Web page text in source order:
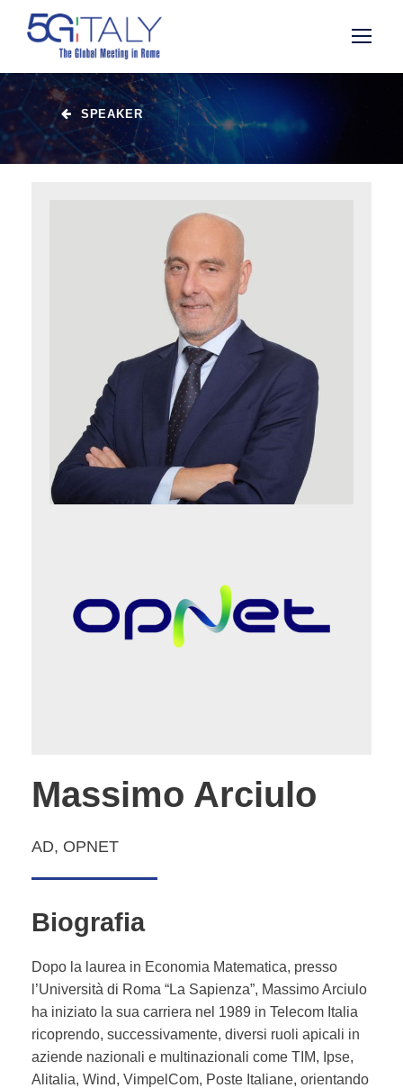
SPEAKER
Massimo Arciulo
AD, OPNET
Biografia
Dopo la laurea in Economia Matematica, presso
l’Università di Roma “La Sapienza”, Massimo Arciulo
ha iniziato la sua carriera nel 1989 in Telecom Italia
ricoprendo, successivamente, diversi ruoli apicali in
aziende nazionali e multinazionali come TIM, Ipse,
Alitalia, Wind, VimpelCom, Poste Italiane, orientando